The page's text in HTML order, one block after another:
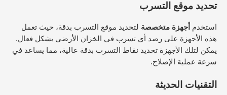
تحديد موقع التسرب
استخدم أجهزة متخصصة لتحديد موقع التسرب بدقة، حيث تعمل
هذه الأجهزة على رصد أي تسرب في الخزان الأرضي بشكل فعال.
يمكن لتلك الأجهزة تحديد نقاط التسرب بدقة عالية، مما يساعد في
سرعة عملية الإصلاح.
التقنيات الحديثة